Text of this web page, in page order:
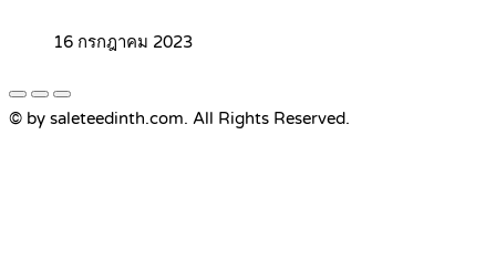
16 กรกฎาคม 2023
© by saleteedinth.com. All Rights Reserved.